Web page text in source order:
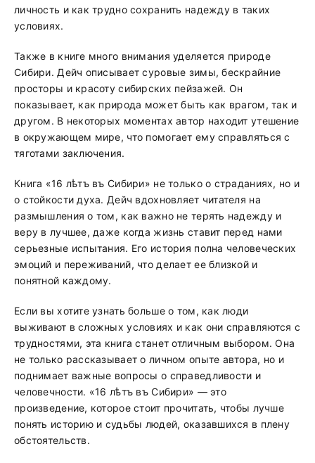
личность и как трудно сохранить надежду в таких
условиях.
Также в книге много внимания уделяется природе
Сибири. Дейч описывает суровые зимы, бескрайние
просторы и красоту сибирских пейзажей. Он
показывает, как природа может быть как врагом, так и
другом. В некоторых моментах автор находит утешение
в окружающем мире, что помогает ему справляться с
тяготами заключения.
Книга «16 лѣтъ въ Сибири» не только о страданиях, но и
о стойкости духа. Дейч вдохновляет читателя на
размышления о том, как важно не терять надежду и
веру в лучшее, даже когда жизнь ставит перед нами
серьезные испытания. Его история полна человеческих
эмоций и переживаний, что делает ее близкой и
понятной каждому.
Если вы хотите узнать больше о том, как люди
выживают в сложных условиях и как они справляются с
трудностями, эта книга станет отличным выбором. Она
не только рассказывает о личном опыте автора, но и
поднимает важные вопросы о справедливости и
человечности. «16 лѣтъ въ Сибири» — это
произведение, которое стоит прочитать, чтобы лучше
понять историю и судьбы людей, оказавшихся в плену
обстоятельств.